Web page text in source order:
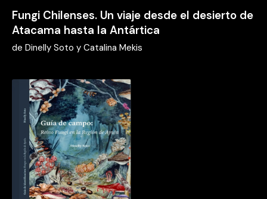
Fungi Chilenses. Un viaje desde el desierto de
Atacama hasta la Antártica
de Dinelly Soto y Catalina Mekis